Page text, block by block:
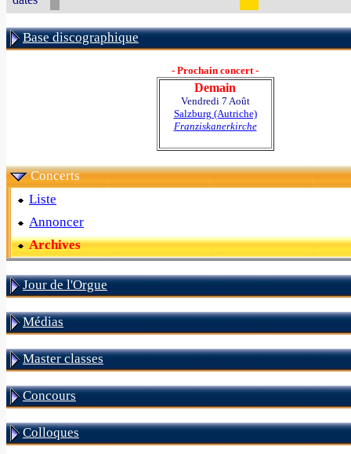
Base discographique
- Prochain concert -
Demain
Vendredi 7 Août
Salzburg (Autriche)
Franziskanerkirche
Concerts
Liste
Annoncer
Archives
Jour de l'Orgue
Médias
Master classes
Concours
Colloques